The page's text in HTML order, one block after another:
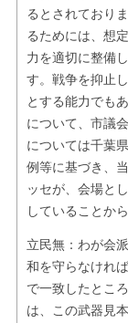
るとされており
るためには、想
力を適切に整備
す。戦争を抑止
とする能力でも
について、市議
については千葉
例等に基づき、
ッセが、会場と
していることか
立民無：わが会
和を守らなけれ
で一致したとこ
は、この武器見